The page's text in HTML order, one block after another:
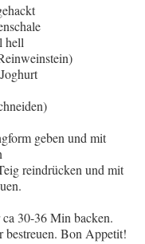
hell
geben und mit
reindrücken und mit
30-36 Min backen.
bestreuen. Bon Appetit!